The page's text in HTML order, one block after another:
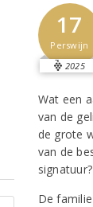
17
Perswijn
2025
Wat een
van de
de grote
van de
De